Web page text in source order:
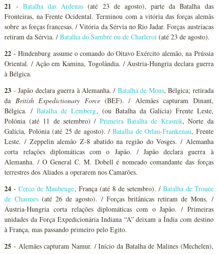
21 - Batalha das Ardenas (até 23 de agosto), parte da Batalha das
Fronteiras, na Frente Ocidental. Terminou com a vitória das forças alemãs
sobre as forças francesas. / Vitória da Sérvia no Rio Jadar. Forças austríacas
retiram da Sérvia. /Batalha do Sambre ou de Charleroi (até 23 de agosto).
22 - Hindenburg assume o comando do Oitavo Exército alemão, na Prússia
Oriental. / Ação em Kamina, Togolândia. / Áustria-Hungria declara guerra
à Bélgica.
23 - Japão declara guerra à Alemanha. / Batalha de Mons, Bélgica; retirada
da British Expedictionary Force(BEF). / Alemães capturam Dinant,
Bélgica. /Batalha de Lemberg, (ou Batalha da Galícia) Frente Leste,
Polónia (até 11 de setembro) / Primeira Batalha de Krasnik, Norte da
Galícia, Polónia (até 25 de agosto). /Batalha de Orlau-Frankenau, Frente
Leste. / Zeppelin alemão Z-8 abatido na região do Vosges. / Alemanha
corta relações diplomáticas com o Japão. / Japão declara guerra à
Alemanha. / O General C. M. Dobell é nomeado comandante das forças
terrestres dos Aliados a operarem nos Camarões.
24 -Cerco de Maubeuge, França (até 8 de setembro). / Batalha de Trouée
de Charmes(até 26 de agosto). / Forças britânicas retiram de Mons. /
Áustria-Hungria corta relações diplomáticas com o Japão. / Primeiras
unidades da Força Expedicionária Indiana “A” deixam a Índia com destino
à França, mas passando primeiro pelo Egito.
25 - Alemães capturam Namur. / Início da Batalha de Malines (Mechelen),